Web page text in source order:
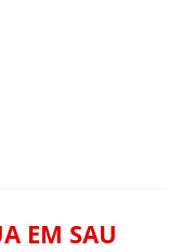
EM SAU